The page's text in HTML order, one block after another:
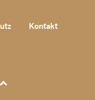
Kontakt